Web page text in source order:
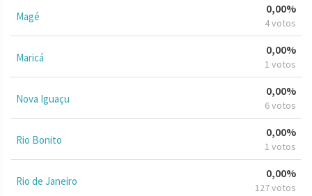
Magé
0,00%
4 votos
Maricá
0,00%
1 votos
Nova Iguaçu
0,00%
6 votos
Rio Bonito
0,00%
1 votos
Rio de Janeiro
0,00%
127 votos